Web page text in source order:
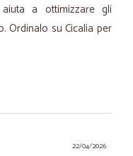
a ottimizzare gli
Ordinalo su Cicalia per
22/04/2026